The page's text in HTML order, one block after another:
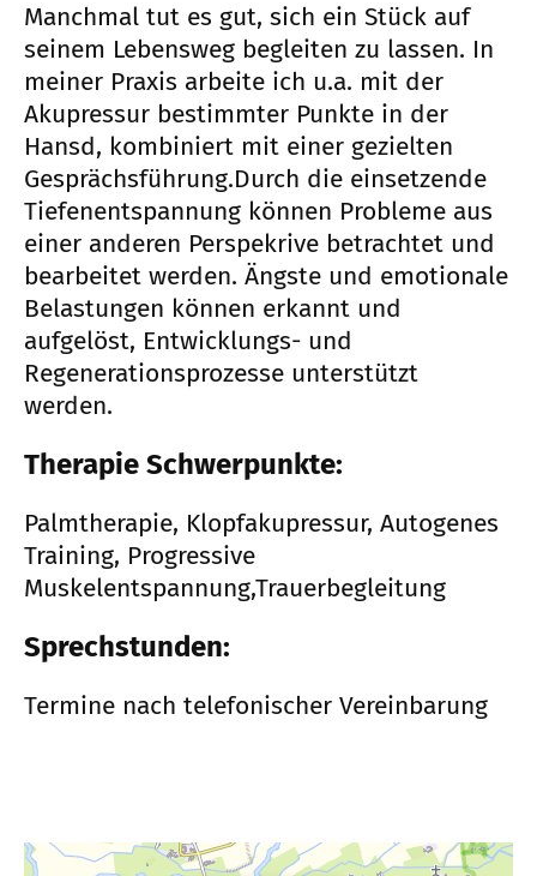
Manchmal tut es gut, sich ein Stück auf
seinem Lebensweg begleiten zu lassen. In
meiner Praxis arbeite ich u.a. mit der
Akupressur bestimmter Punkte in der
Hansd, kombiniert mit einer gezielten
Gesprächsführung.Durch die einsetzende
Tiefenentspannung können Probleme aus
einer anderen Perspekrive betrachtet und
bearbeitet werden. Ängste und emotionale
Belastungen können erkannt und
aufgelöst, Entwicklungs- und
Regenerationsprozesse unterstützt
werden.
Therapie Schwerpunkte:
Palmtherapie, Klopfakupressur, Autogenes
Training, Progressive
Muskelentspannung,Trauerbegleitung
Sprechstunden:
Termine nach telefonischer Vereinbarung